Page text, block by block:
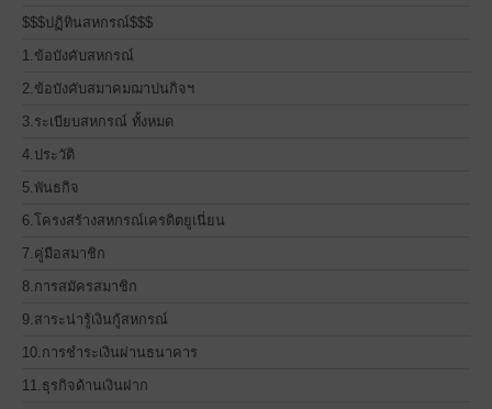
$$$ปฏิทินสหกรณ์$$$
1.ข้อบังคับสหกรณ์
2.ข้อบังคับสมาคมฌาปนกิจฯ
3.ระเบียบสหกรณ์ ทั้งหมด
4.ประวัติ
5.พันธกิจ
6.โครงสร้างสหกรณ์เครดิตยูเนี่ยน
7.คู่มือสมาชิก
8.การสมัครสมาชิก
9.สาระน่ารู้เงินกู้สหกรณ์
10.การชำระเงินผ่านธนาคาร
11.ธุรกิจด้านเงินฝาก